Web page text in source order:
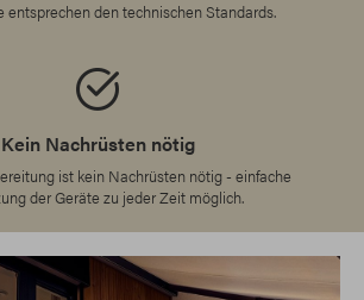
entsprechen den technischen Standards.
Kein Nachrüsten nötig
ist kein Nachrüsten nötig - einfache
der Geräte zu jeder Zeit möglich.